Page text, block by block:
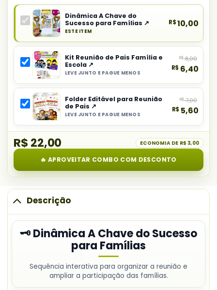
Produto
principal
do
combo:
Dinâmica
Chave
Sucesso
para
Famílias
Dinâmica A Chave do
Sucesso para Famílias ↗
ESTE ITEM
R$10,00
Selecionar
item
do
combo:
Kit
Reunião
de
Família
e
Escola
Kit Reunião de Pais Família e
Escola ↗
LEVE JUNTO E PAGUE MENOS
R$8,00
R$ 6,40
Selecionar
item
do
Editável
para
Reunião
Pais
Folder Editável para Reunião
de Pais ↗
LEVE JUNTO E PAGUE MENOS
R$7,00
R$ 5,60
R$ 22,00 ECONOMIA DE R$ 3,00
🔥 APROVEITAR COMBO COM DESCONTO
Descrição
🗝️ Dinâmica A Chave do Sucesso
para Famílias
Sequência interativa para organizar a reunião e
ampliar a participação das famílias.